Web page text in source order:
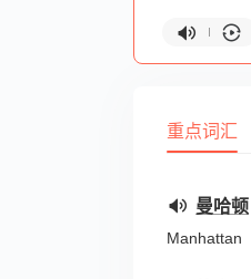
重点词汇
曼哈顿
Manhattan